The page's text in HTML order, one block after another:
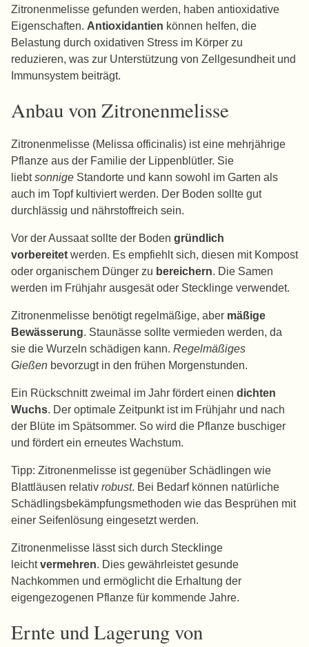
Zitronenmelisse gefunden werden, haben antioxidative
Eigenschaften. Antioxidantien können helfen, die
Belastung durch oxidativen Stress im Körper zu
reduzieren, was zur Unterstützung von Zellgesundheit und
Immunsystem beiträgt.
Anbau von Zitronenmelisse
Zitronenmelisse (Melissa officinalis) ist eine mehrjährige
Pflanze aus der Familie der Lippenblütler. Sie
liebtsonnige Standorte und kann sowohl im Garten als
auch im Topf kultiviert werden. Der Boden sollte gut
durchlässig und nährstoffreich sein.
Vor der Aussaat sollte der Boden gründlich
vorbereitet werden. Es empfiehlt sich, diesen mit Kompost
oder organischem Dünger zu bereichern. Die Samen
werden im Frühjahr ausgesät oder Stecklinge verwendet.
Zitronenmelisse benötigt regelmäßige, aber mäßige
Bewässerung. Staunässe sollte vermieden werden, da
sie die Wurzeln schädigen kann. Regelmäßiges
Gießen bevorzugt in den frühen Morgenstunden.
Ein Rückschnitt zweimal im Jahr fördert einen dichten
Wuchs. Der optimale Zeitpunkt ist im Frühjahr und nach
der Blüte im Spätsommer. So wird die Pflanze buschiger
und fördert ein erneutes Wachstum.
Tipp: Zitronenmelisse ist gegenüber Schädlingen wie
Blattläusen relativ robust. Bei Bedarf können natürliche
Schädlingsbekämpfungsmethoden wie das Besprühen mit
einer Seifenlösung eingesetzt werden.
Zitronenmelisse lässt sich durch Stecklinge
leichtvermehren. Dies gewährleistet gesunde
Nachkommen und ermöglicht die Erhaltung der
eigengezogenen Pflanze für kommende Jahre.
Ernte und Lagerung von